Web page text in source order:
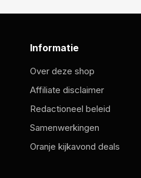
Informatie
Over deze shop
Affiliate disclaimer
Redactioneel beleid
Samenwerkingen
Oranje kijkavond deals